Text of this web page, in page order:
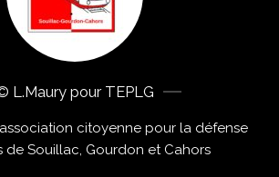
L.Maury pour TEPLG
association citoyenne pour la défense
de Souillac, Gourdon et Cahors